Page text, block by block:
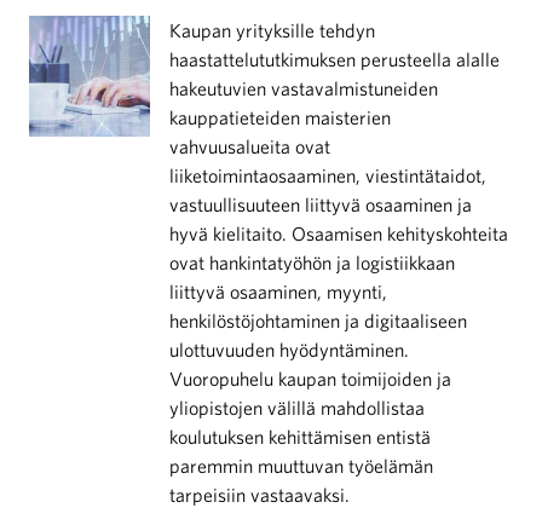
Kaupan yrityksille tehdyn
haastattelututkimuksen perusteella alalle
hakeutuvien vastavalmistuneiden
kauppatieteiden maisterien
vahvuusalueita ovat
liiketoimintaosaaminen, viestintätaidot,
vastuullisuuteen liittyvä osaaminen ja
hyvä kielitaito. Osaamisen kehityskohteita
ovat hankintatyöhön ja logistiikkaan
liittyvä osaaminen, myynti,
henkilöstöjohtaminen ja digitaaliseen
ulottuvuuden hyödyntäminen.
Vuoropuhelu kaupan toimijoiden ja
yliopistojen välillä mahdollistaa
koulutuksen kehittämisen entistä
paremmin muuttuvan työelämän
tarpeisiin vastaavaksi.